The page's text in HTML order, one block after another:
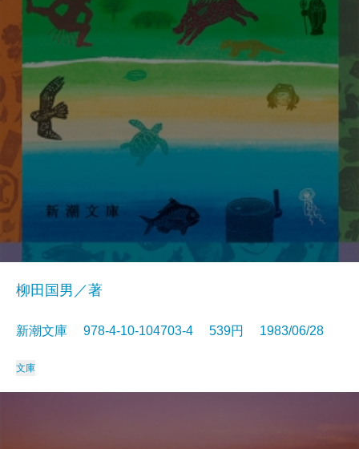
柳田国男／著
新潮文庫 978-4-10-104703-4 539円 1983/06/28
文庫